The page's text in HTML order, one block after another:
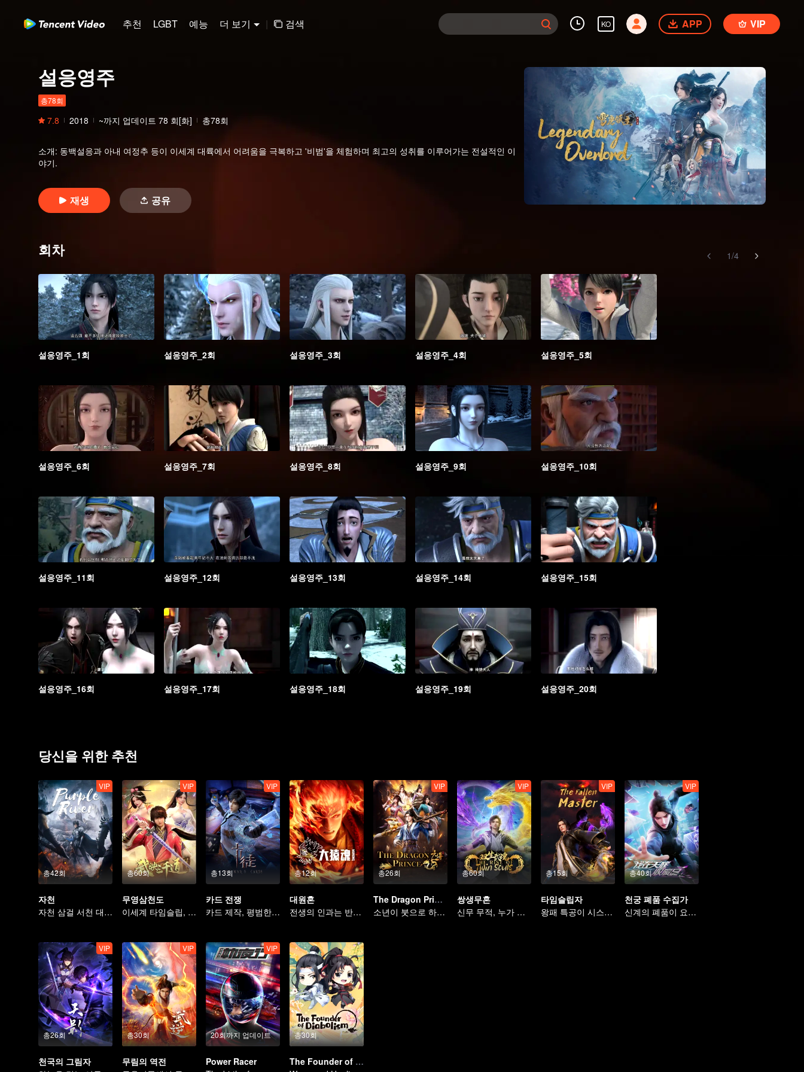
추천 LGBT 예능 더 보기 | 검색 KO APP VIP
설응영주
총78회
7.8 2018 ~까지 업데이트 78 회[화] 총78회
소개: 동백설응과 아내 여정추 등이 이세계 대륙에서 어려움을 극복하고 '비범'을 체험하며 최고의 성취를 이루어가는 전설적인 이
야기.
재생 공유
회차 1/4
설응영주_1회 설응영주_2회 설응영주_3회 설응영주_4회 설응영주_5회
설응영주_6회 설응영주_7회 설응영주_8회 설응영주_9회 설응영주_10회
설응영주_11회 설응영주_12회 설응영주_13회 설응영주_14회 설응영주_15회
설응영주_16회 설응영주_17회 설응영주_18회 설응영주_19회 설응영주_20회
당신을 위한 추천
총42회
VIP
자천
자천 삼걸 서천 대륙을 종횡하다
총60회
VIP
무영삼천도
이세계 타임슬립, 궁상맞은 사위가 되다
총13회
VIP
카드 전쟁
카드 제작, 평범한 사람에서 영웅으로
총12회
대원혼
전생의 인과는 반드시 하늘을 물어뜯을 것
총26회
VIP
The Dragon Prince
소년이 붓으로 하늘을 가른다
총60회
VIP
쌍생무혼
신무 무적, 누가 운명을 지배하나
총15회
VIP
타임슬립자
왕패 특공이 시스템을 넘어 구황을 누빈다
총40회
VIP
천궁 폐품 수집가
신계의 폐품이 요괴와 마물을 처단한다
총26회
VIP
천국의 그림자
총30회
VIP
무림의 역전
20회까지 업데이트
VIP
Power Racer
총30회
The Founder of Diabolism Q